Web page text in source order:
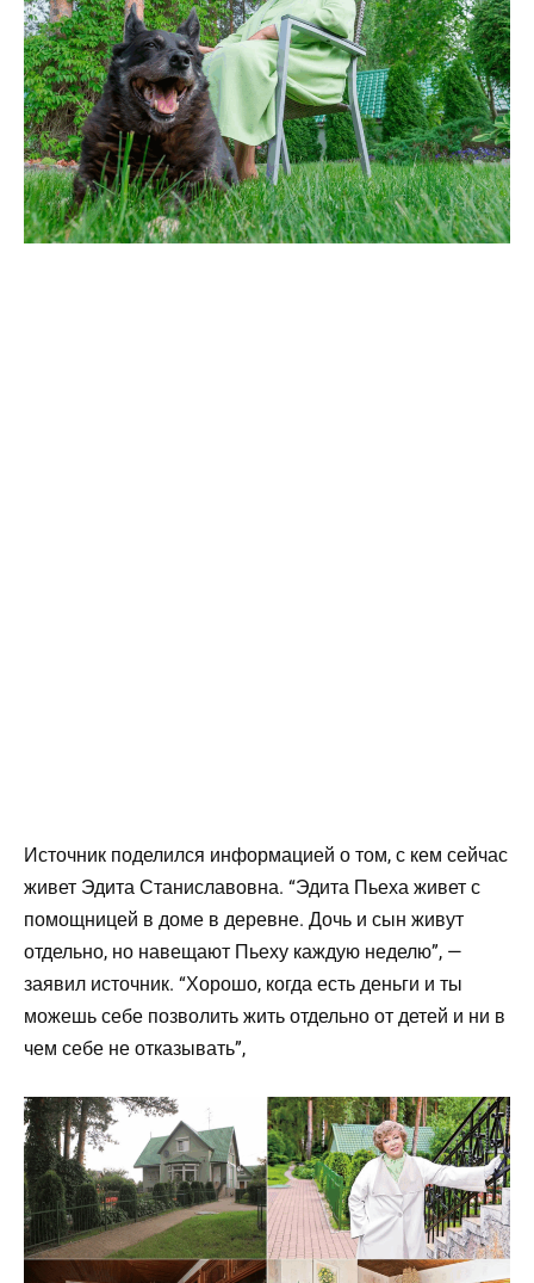
Источник поделился информацией о том, с кем сейчас
живет Эдита Станиславовна. “Эдита Пьеха живет с
помощницей в доме в деревне. Дочь и сын живут
отдельно, но навещают Пьеху каждую неделю”, —
заявил источник. “Хорошо, когда есть деньги и ты
можешь себе позволить жить отдельно от детей и ни в
чем себе не отказывать”,